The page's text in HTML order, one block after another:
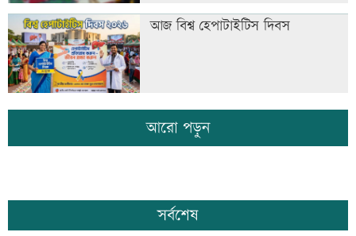
আজ বিশ্ব হেপাটাইটিস দিবস
আরো পড়ুন
সর্বশেষ